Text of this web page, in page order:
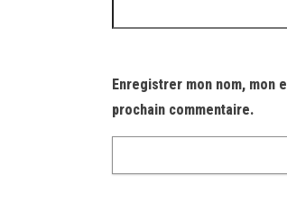
Enregistrer mon nom, mon
prochain commentaire.